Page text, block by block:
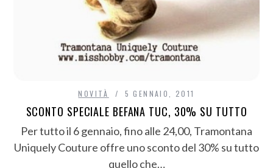
NOVITÀ 5 GENNAIO, 2011
SCONTO SPECIALE BEFANA TUC, 30% SU TUTTO
Per tutto il 6 gennaio, fino alle 24,00, Tramontana
Uniquely Couture offre uno sconto del 30% su tutto
quello che…